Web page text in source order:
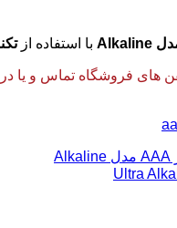
با استفاده از
فروشگاه تماس و یا در